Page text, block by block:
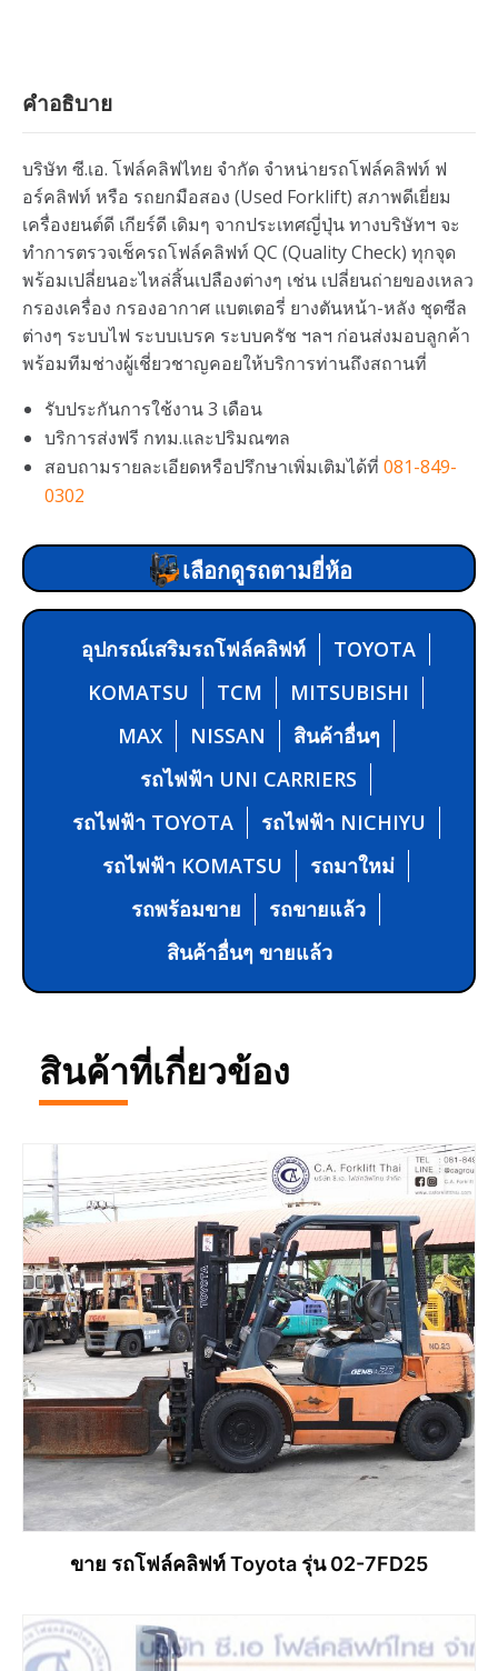
คำอธิบาย
บริษัท ซี.เอ. โฟล์คลิฟไทย จำกัด จำหน่ายรถโฟล์คลิฟท์ ฟ
อร์คลิฟท์ หรือ รถยกมือสอง (Used Forklift) สภาพดีเยี่ยม
เครื่องยนต์ดี เกียร์ดี เดิมๆ จากประเทศญี่ปุ่น ทางบริษัทฯ จะ
ทำการตรวจเช็ครถโฟล์คลิฟท์ QC (Quality Check) ทุกจุด
พร้อมเปลี่ยนอะไหล่สิ้นเปลืองต่างๆ เช่น เปลี่ยนถ่ายของเหลว
กรองเครื่อง กรองอากาศ แบตเตอรี่ ยางตันหน้า-หลัง ชุดซีล
ต่างๆ ระบบไฟ ระบบเบรค ระบบครัช ฯลฯ ก่อนส่งมอบลูกค้า
พร้อมทีมช่างผู้เชี่ยวชาญคอยให้บริการท่านถึงสถานที่
รับประกันการใช้งาน 3 เดือน
บริการส่งฟรี กทม.และปริมณฑล
สอบถามรายละเอียดหรือปรึกษาเพิ่มเติมได้ที่ 081-849-
0302
เลือกดูรถตามยี่ห้อ
อุปกรณ์เสริมรถโฟล์คลิฟท์
TOYOTA
KOMATSU
TCM
MITSUBISHI
MAX
NISSAN
สินค้าอื่นๆ
รถไฟฟ้า UNI CARRIERS
รถไฟฟ้า TOYOTA
รถไฟฟ้า NICHIYU
รถไฟฟ้า KOMATSU
รถมาใหม่
รถพร้อมขาย
รถขายแล้ว
สินค้าอื่นๆ ขายแล้ว
สินค้าที่เกี่ยวข้อง
ขาย รถโฟล์คลิฟท์ Toyota รุ่น 02-7FD25